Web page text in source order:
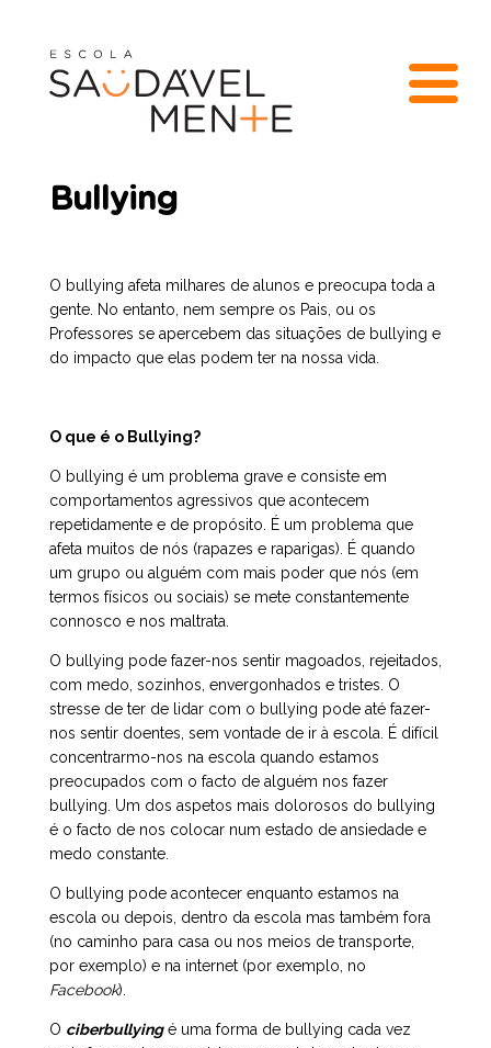
Bullying
O bullying afeta milhares de alunos e preocupa toda a
gente. No entanto, nem sempre os Pais, ou os
Professores se apercebem das situações de bullying e
do impacto que elas podem ter na nossa vida.
O que é o Bullying?
O bullying é um problema grave e consiste em
comportamentos agressivos que acontecem
repetidamente e de propósito. É um problema que
afeta muitos de nós (rapazes e raparigas). É quando
um grupo ou alguém com mais poder que nós (em
termos físicos ou sociais) se mete constantemente
connosco e nos maltrata.
O bullying pode fazer-nos sentir magoados, rejeitados,
com medo, sozinhos, envergonhados e tristes. O
stresse de ter de lidar com o bullying pode até fazer-
nos sentir doentes, sem vontade de ir à escola. É difícil
concentrarmo-nos na escola quando estamos
preocupados com o facto de alguém nos fazer
bullying. Um dos aspetos mais dolorosos do bullying
é o facto de nos colocar num estado de ansiedade e
medo constante.
O bullying pode acontecer enquanto estamos na
escola ou depois, dentro da escola mas também fora
(no caminho para casa ou nos meios de transporte,
por exemplo) e na internet (por exemplo, no
Facebook).
O ciberbullyingé uma forma de bullying cada vez